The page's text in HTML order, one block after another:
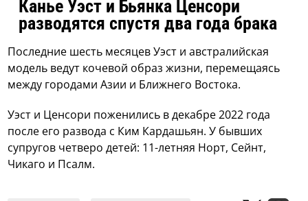
Канье Уэст и Бьянка Ценсори
разводятся спустя два года брака
Последние шесть месяцев Уэст и австралийская
модель ведут кочевой образ жизни, перемещаясь
между городами Азии и Ближнего Востока.
Уэст и Ценсори поженились в декабре 2022 года
после его развода с Ким Кардашьян. У бывших
супругов четверо детей: 11-летняя Норт, Сейнт,
Чикаго и Псалм.